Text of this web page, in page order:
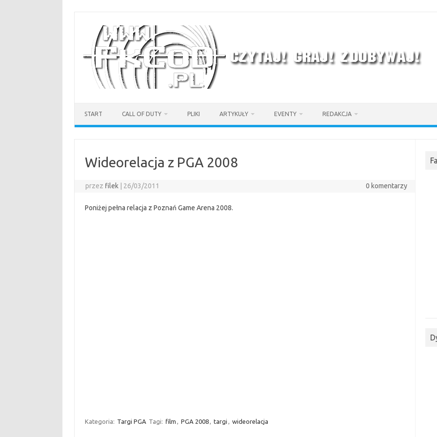
START CALL OF DUTY PLIKI ARTYKUŁY EVENTY REDAKCJA
Wideorelacja z PGA 2008
przez filek 26/03/2011 0 komentarzy
Poniżej pełna relacja z Poznań Game Arena 2008.
Kategoria: Targi PGA Tagi: film , PGA 2008, targi , wideorelacja